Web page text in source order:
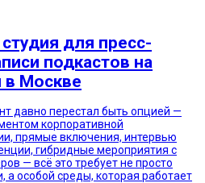
для пресс-
подкастов на
Москве
давно перестал быть опцией —
корпоративной
прямые включения, интервью
гибридные мероприятия с
— всё это требует не просто
а особой среды, которая работает